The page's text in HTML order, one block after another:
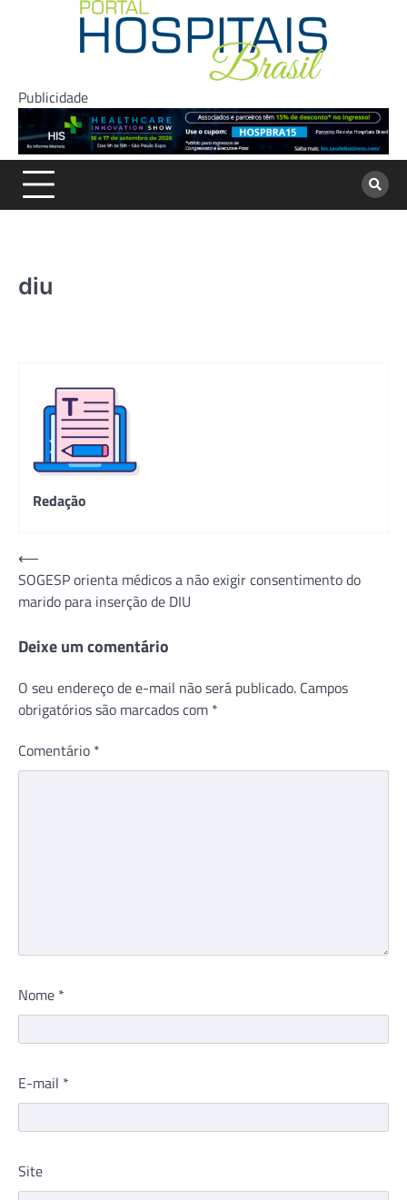
Publicidade
diu
Redação
Navegação
de
Post
⟵
SOGESP orienta médicos a não exigir consentimento do
marido para inserção de DIU
Deixe um comentário
O seu endereço de e-mail não será publicado. Campos
obrigatórios são marcados com *
Comentário *
Nome *
E-mail *
Site